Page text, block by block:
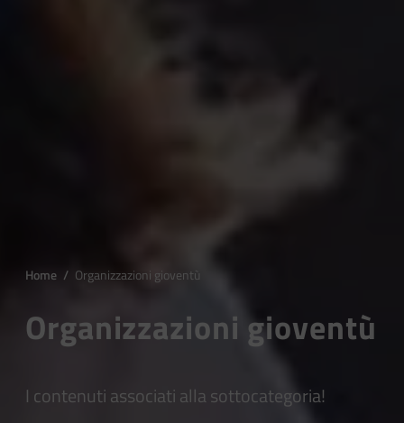
Home / Organizzazioni gioventù
Organizzazioni gioventù
I contenuti associati alla sottocategoria!